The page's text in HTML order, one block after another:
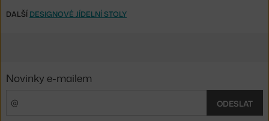
DALŠÍ DESIGNOVÉ JÍDELNÍ STOLY
Novinky e-mailem
ODESLAT